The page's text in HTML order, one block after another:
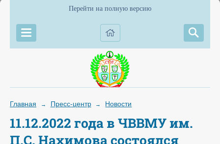
Перейти на полную версию
Главная → Пресс-центр → Новости
11.12.2022 года в ЧВВМУ им.
П.С. Нахимова состоялся